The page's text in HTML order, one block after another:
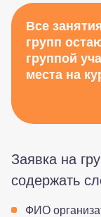
Все
групп
группой
места на
Заявка на
содержать
ФИО